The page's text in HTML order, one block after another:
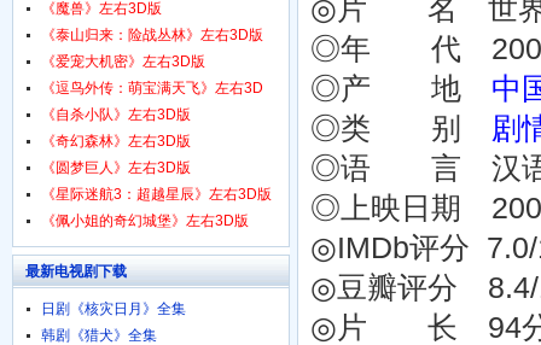
◎片 名 世界上
◎年 代
◎产 地 中
◎类 别 剧
◎语 言 汉语
◎上映日期
◎IMDb评分 7.0/
◎豆瓣评分 8.4/
◎片 长 94
《魔兽》左右3D版
《泰山归来：险战丛林》左右3D版
《爱宠大机密》左右3D版
《逗鸟外传：萌宝满天飞》左右3D
版
《自杀小队》左右3D版
《奇幻森林》左右3D版
《圆梦巨人》左右3D版
《星际迷航3：超越星辰》左右3D版
《佩小姐的奇幻城堡》左右3D版
最新电视剧下载
日剧《核灾日月》全集
韩剧《猎犬》全集